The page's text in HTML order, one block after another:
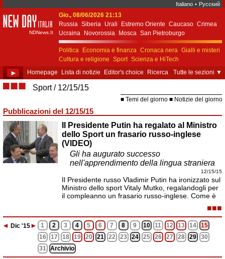
Italiano • Русский
New Day Italia
NDNews.It
Gio., 08/06/2026 21:13
Russia Siberia Urali Estremo Oriente Caucaso Crimea
Ucraina
Novorossia Mosca San Pietroburgo
Ekaterinburgo Kiev Simferopol
Sebastopoli
Politica
Economia e finanza Cronaca nera Gialli e misteri
Cultura e religione Sport Scienza e HiTech
Costume e società
Unione Europea
► Homepage Lista di notizie Editor's choice Ricerca Tutte le sezioni ▼
■■■ Sport 12/15/15
Temi del giorno Notizie del giorno
Pubblicazioni del 12/15/15
Il Presidente Putin ha regalato al Ministro
dello Sport un frasario russo-inglese
(VIDEO)
Gli ha augurato successo
nell'apprendimento della lingua straniera
12/15/15
Il Presidente russo Vladimir Putin ha ironizzato sul
Ministro dello sport Vitaly Mutko, regalandogli per
il compleanno un frasario russo-inglese. Come è
■■■
◄ Dic '15► 1 2 3 4 5 6 7 8 9 10 11 12 13 14
15
16
17 18 19 20 21 22 23 24 25 26 27 28 29
30
31
Archivio